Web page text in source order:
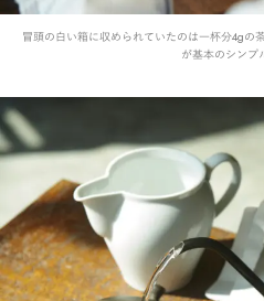
冒頭の白い箱に収められていたのは一杯分4gの
が基本のシンプ